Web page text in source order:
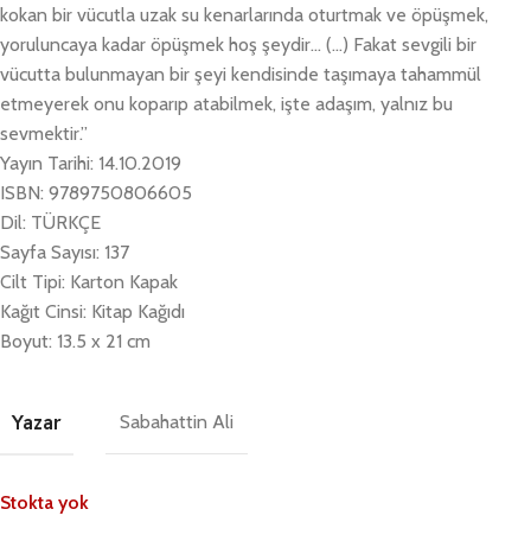
kokan bir vücutla uzak su kenarlarında oturtmak ve öpüşmek,
yoruluncaya kadar öpüşmek hoş şeydir… (…) Fakat sevgili bir
vücutta bulunmayan bir şeyi kendisinde taşımaya tahammül
etmeyerek onu koparıp atabilmek, işte adaşım, yalnız bu
sevmektir.”
Yayın Tarihi: 14.10.2019
ISBN: 9789750806605
Dil: TÜRKÇE
Sayfa Sayısı: 137
Cilt Tipi: Karton Kapak
Kağıt Cinsi: Kitap Kağıdı
Boyut: 13.5 x 21 cm
Yazar Sabahattin Ali
Stokta yok